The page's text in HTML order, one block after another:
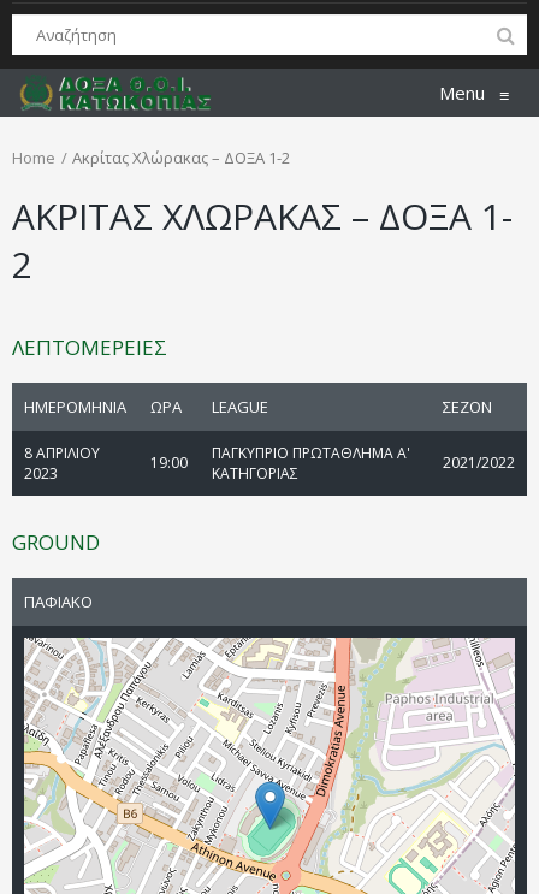
Menu ≡
Home Ακρίτας Χλώρακας – ΔΟΞΑ 1-2
ΑΚΡΙΤΑΣ ΧΛΩΡΑΚΑΣ – ΔΟΞΑ 1-
2
ΛΕΠΤΟΜΕΡΕΙΕΣ
ΗΜΕΡΟΜΗΝΙΑ ΩΡΑ LEAGUE ΣΕΖΟΝ
8 ΑΠΡΙΛΙΟΥ
2023
19:00
ΠΑΓΚΥΠΡΙΟ ΠΡΩΤΑΘΛΗΜΑ Α'
ΚΑΤΗΓΟΡΙΑΣ
2021/2022
GROUND
ΠΑΦΙΑΚΟ